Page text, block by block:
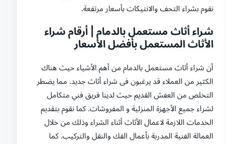
نقوم بشراء التحف والانتيكات بأسعار مرتفعة.
شراء أثاث مستعمل بالدمام | أرقام شراء
الأثاث المستعمل بأفضل الأسعار
أن شراء أثاث مستعمل بالدمام من أهم الأشياء حيث هناك
الكثير من العملاء قد يرغبون فى شراء أثاث جديد. مما يضطر
التخلص من العفش القديم حيث لدينا فريق فني متكامل
لشراء جميع الأجهزة المنزلية و المفروشات. كما نقوم بتقديم
الخدمات اللازمة لاعمال الأثاث أثناء الشراء وذلك من خلال
العمالة الفنية المدربة بأعمال الفك والنقل والتركيب. كما